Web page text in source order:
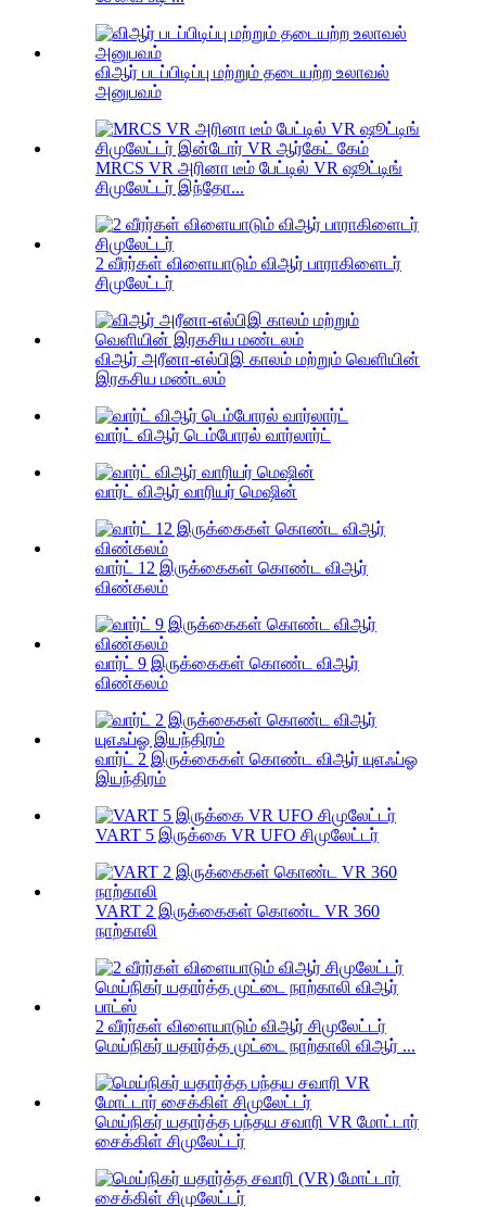
விஆர் படப்பிடிப்பு மற்றும் தடையற்ற உலாவல்
அனுபவம்
MRCS VR அரினா டீம் பேட்டில் VR ஷூட்டிங்
சிமுலேட்டர் இந்தோ...
2 வீரர்கள் விளையாடும் விஆர் பாராகிளைடர்
சிமுலேட்டர்
விஆர் அரீனா-எல்பிஇ காலம் மற்றும் வெளியின்
இரகசிய மண்டலம்
வார்ட் விஆர் டெம்போரல் வார்லார்ட்
வார்ட் விஆர் வாரியர் மெஷின்
வார்ட் 12 இருக்கைகள் கொண்ட விஆர்
விண்கலம்
வார்ட் 9 இருக்கைகள் கொண்ட விஆர்
விண்கலம்
வார்ட் 2 இருக்கைகள் கொண்ட விஆர் யுஎஃப்ஓ
இயந்திரம்
VART 5 இருக்கை VR UFO சிமுலேட்டர்
VART 2 இருக்கைகள் கொண்ட VR 360
நாற்காலி
2 வீரர்கள் விளையாடும் விஆர் சிமுலேட்டர்
மெய்நிகர் யதார்த்த முட்டை நாற்காலி விஆர் ...
மெய்நிகர் யதார்த்த பந்தய சவாரி VR மோட்டார்
சைக்கிள் சிமுலேட்டர்